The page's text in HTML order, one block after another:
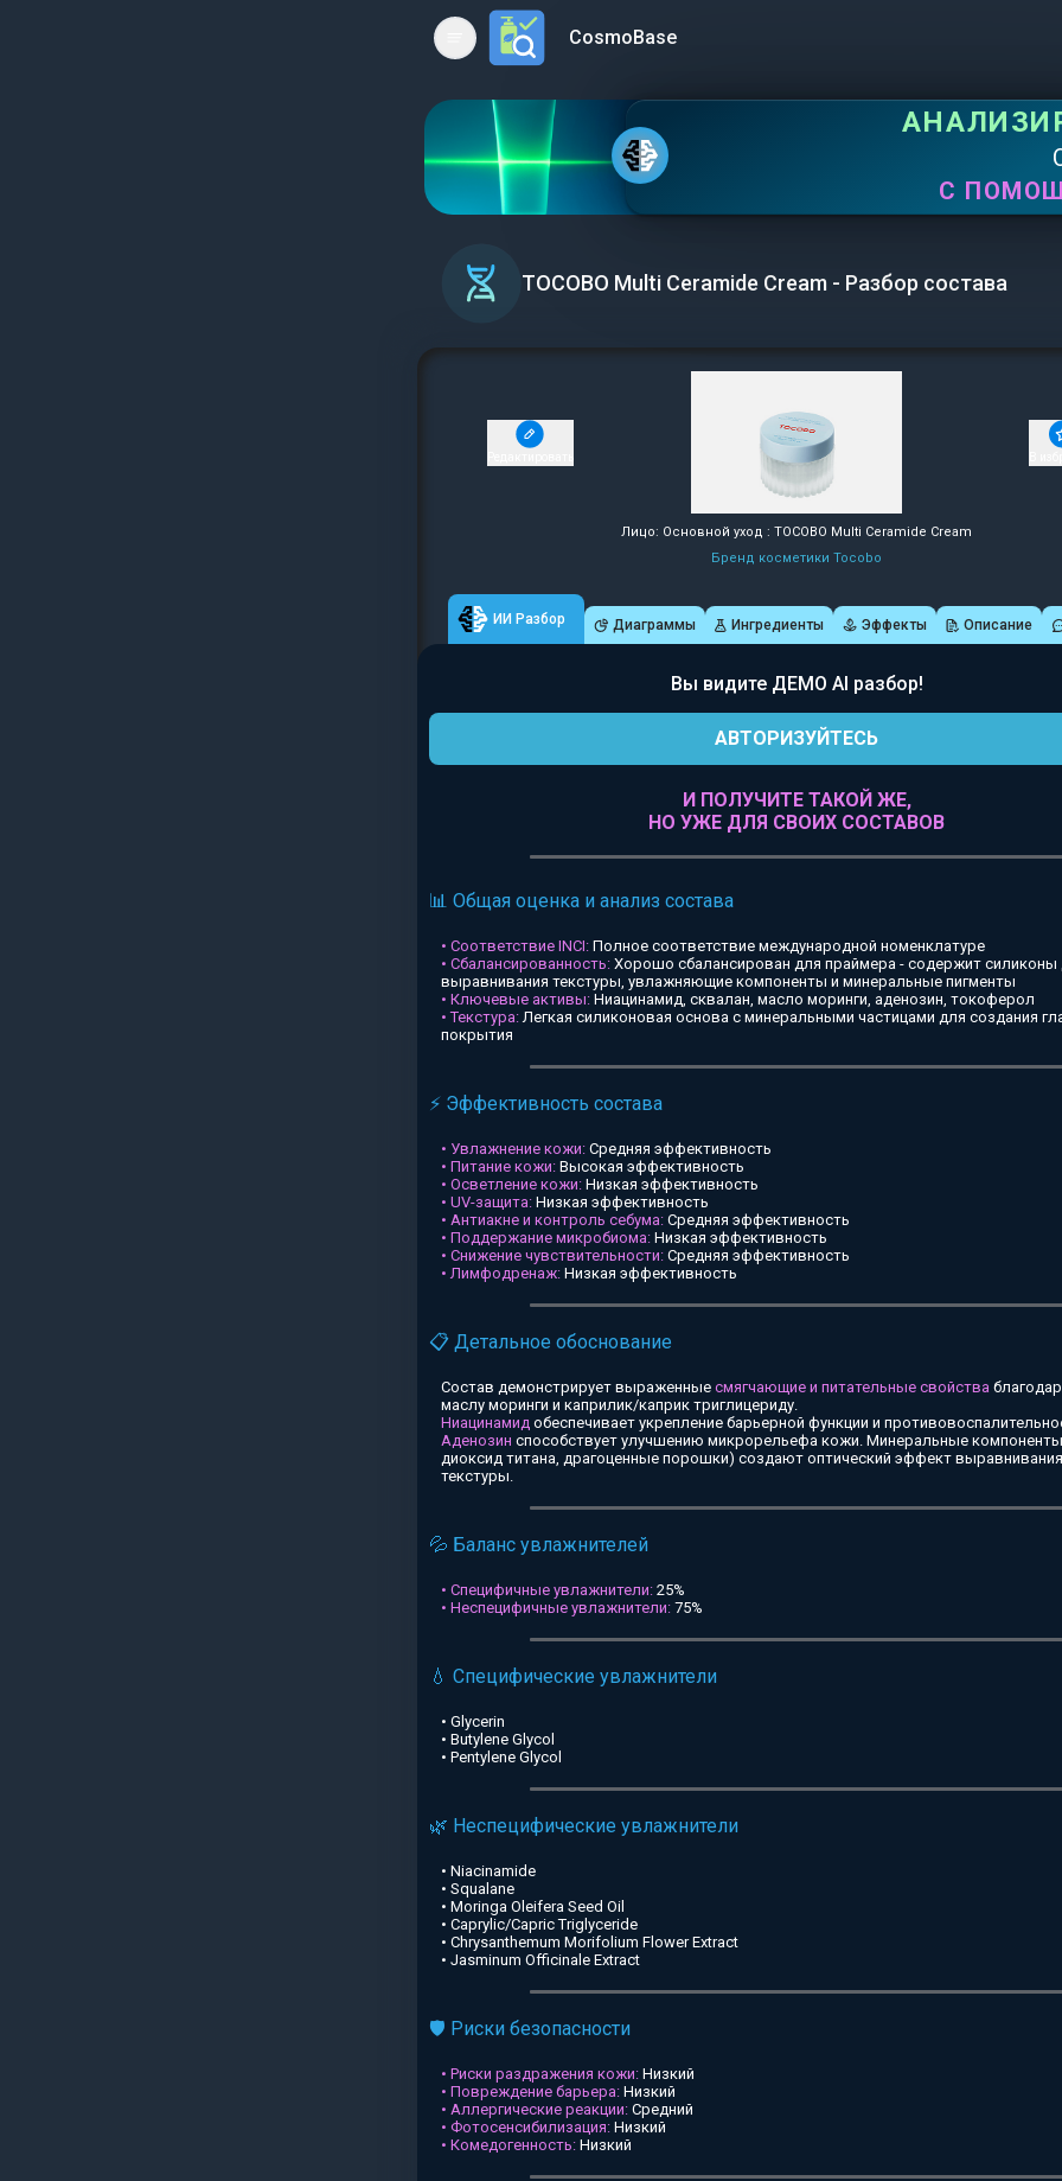
Open main menuCosmoBase
С
TOCOBO Multi Ceramide Cream - Разбор состава
Лицо: Основной уход : TOCOBO Multi Ceramide Cream
Бренд косметики Tocobo
ИИ Разбор Диаграммы Ингредиенты Эффекты Описание
Вы видите ДЕМО AI разбор!
АВТОРИЗУЙТЕСЬ
И ПОЛУЧИТЕ ТАКОЙ ЖЕ,
НО УЖЕ ДЛЯ СВОИХ СОСТАВОВ
📊 Общая оценка и анализ состава
• Соответствие INCI: Полное соответствие международной номенклатуре
• Сбалансированность: Хорошо сбалансирован для праймера - содержит силиконы
выравнивания текстуры, увлажняющие компоненты и минеральные пигменты
• Ключевые активы: Ниацинамид, сквалан, масло моринги, аденозин, токоферол
• Текстура:Легкая силиконовая основа с минеральными частицами для создания
покрытия
⚡ Эффективность состава
• Увлажнение кожи: Средняя эффективность
• Питание кожи: Высокая эффективность
• Осветление кожи: Низкая эффективность
• UV-защита: Низкая эффективность
• Антиакне и контроль себума: Средняя эффективность
• Поддержание микробиома: Низкая эффективность
• Снижение чувствительности: Средняя эффективность
• Лимфодренаж: Низкая эффективность
📋 Детальное обоснование
Состав демонстрирует выраженные смягчающие и питательные свойства
маслу моринги и каприлик/каприк триглицериду.
Ниацинамид обеспечивает укрепление барьерной функции и
Аденозин способствует улучшению микрорельефа кожи. Минеральные
диоксид титана, драгоценные порошки) создают оптический эффект
текстуры.
💦 Баланс увлажнителей
• Специфичные увлажнители: 25%
• Неспецифичные увлажнители: 75%
💧 Специфические увлажнители
• Glycerin
• Butylene Glycol
• Pentylene Glycol
🌿 Неспецифические увлажнители
• Niacinamide
• Squalane
• Moringa Oleifera Seed Oil
• Caprylic/Capric Triglyceride
• Chrysanthemum Morifolium Flower Extract
• Jasminum Officinale Extract
🛡️ Риски безопасности
• Риски раздражения кожи: Низкий
• Повреждение барьера: Низкий
• Аллергические реакции: Средний
• Фотосенсибилизация: Низкий
• Комедогенность: Низкий